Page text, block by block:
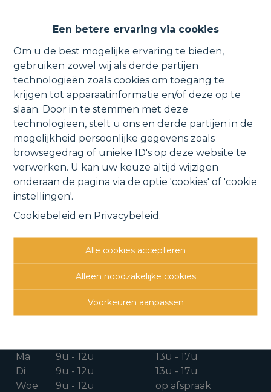
Een betere ervaring via cookies
Om u de best mogelijke ervaring te bieden,
gebruiken zowel wij als derde partijen
technologieën zoals cookies om toegang te
krijgen tot apparaatinformatie en/of deze op te
slaan. Door in te stemmen met deze
technologieën, stelt u ons en derde partijen in de
mogelijkheid persoonlijke gegevens zoals
browsegedrag of unieke ID's op deze website te
verwerken. U kan uw keuze altijd wijzigen
onderaan de pagina via de optie 'cookies' of 'cookie
instellingen'.
Cookiebeleid en Privacybeleid.
Alle cookies accepteren
Alleen noodzakelijke cookies
Voorkeuren aanpassen
Landelijk gelegen woning met garage,
opslagplaats & vijver.
Rijkenhoekstraat 71, 3190 Boortmeerbeek
Verbindingsweg 41
015 711 000
info@clavisvastgoed.be
Ma 9u - 12u
13u - 17u
Di
9u - 12u
13u - 17u
Woe
9u - 12u
op afspraak